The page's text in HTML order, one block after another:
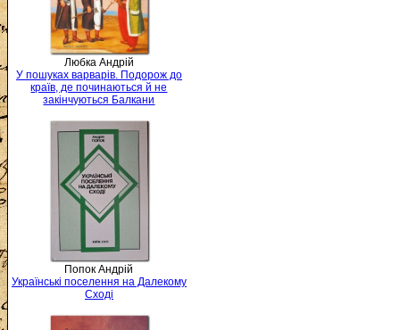
Любка Андрій
У пошуках варварів. Подорож до
країв, де починаються й не
закінчуються Балкани
Попок Андрій
Українські поселення на Далекому
Сході